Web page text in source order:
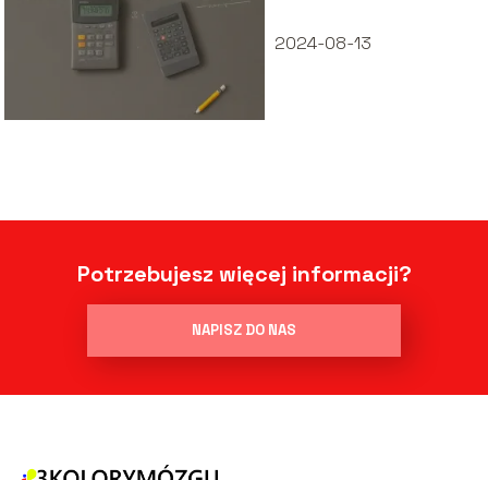
2024-08-13
Potrzebujesz więcej informacji?
NAPISZ DO NAS